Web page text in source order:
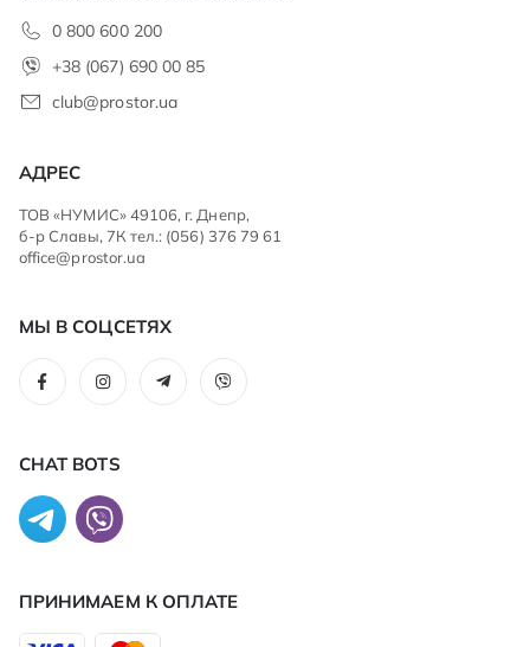
0 800 600 200
+38 (067) 690 00 85
club@prostor.ua
АДРЕС
ТОВ «НУМИС» 49106, г. Днепр,
б-р Славы, 7К тел.: (056) 376 79 61
office@prostor.ua
МЫ В СОЦСЕТЯХ
CHAT BOTS
ПРИНИМАЕМ К ОПЛАТЕ